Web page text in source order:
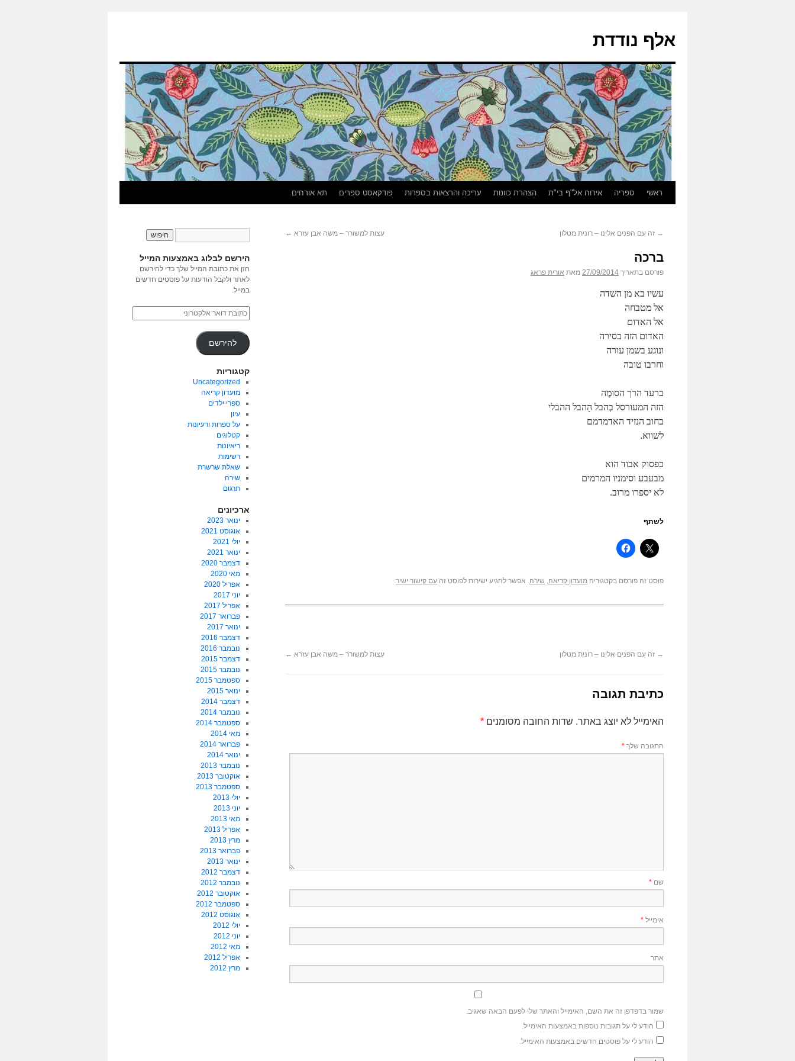
אלף נודדת
ראשי ספריה אירוח אל"ף בי"ת הצהרת כוונות עריכה והרצאות בספרות פודקאסט ספרים תא אורחים
→ זה עם הפנים אלינו – רונית מטלון עצות למשורר – משה אבן עזרא ←
ברכה
פורסם בתאריך 27/09/2014 מאת אורית פראג
עשיו בא מן השדה
אל מטבחה
אל האדום
האדום הזה בסירה
ונוגע בשמן עורה
וחרבו טובה
ברעד הרֹך הסומֶה
הזה המעורסל בְהבל הָהבל ההבלי
בחוב הנזיד האדמדמם
לשווא.
כפסוק אבוד הוא
מבעבע וסימניו המרמים
לא יספרו מרוב.
לשתף
פוסט זה פורסם בקטגוריה מועדון קריאה, שירה. אפשר להגיע ישירות לפוסט זה עם קישור ישיר.
→ זה עם הפנים אלינו – רונית מטלון עצות למשורר – משה אבן עזרא ←
כתיבת תגובה
האימייל לא יוצג באתר. שדות החובה מסומנים *
התגובה שלך *
שם *
אימייל *
אתר
שמור בדפדפן זה את השם, האימייל והאתר שלי לפעם הבאה שאגיב.
הודע לי על תגובות נוספות באמצעות האימייל.
הודע לי על פוסטים חדשים באמצעות האימייל.
הירשם לבלוג באמצעות המייל
הזן את כתובת המייל שלך כדי להירשם
לאתר ולקבל הודעות על פוסטים חדשים
במייל.
להירשם
קטגוריות
Uncategorized
מועדון קריאה
ספרי ילדים
עיון
על ספרות ורעיונות
קטלוגים
ריאיונות
רשימות
שאלת שרשרת
שירה
תרגום
ארכיונים
ינואר 2023
אוגוסט 2021
יולי 2021
ינואר 2021
דצמבר 2020
מאי 2020
אפריל 2020
יוני 2017
אפריל 2017
פברואר 2017
ינואר 2017
דצמבר 2016
נובמבר 2016
דצמבר 2015
נובמבר 2015
ספטמבר 2015
ינואר 2015
דצמבר 2014
נובמבר 2014
ספטמבר 2014
מאי 2014
פברואר 2014
ינואר 2014
נובמבר 2013
אוקטובר 2013
ספטמבר 2013
יולי 2013
יוני 2013
מאי 2013
אפריל 2013
מרץ 2013
פברואר 2013
ינואר 2013
דצמבר 2012
נובמבר 2012
אוקטובר 2012
ספטמבר 2012
אוגוסט 2012
יולי 2012
יוני 2012
מאי 2012
אפריל 2012
מרץ 2012